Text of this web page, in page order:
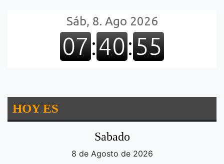
HOY ES
Sabado
8 de Agosto de 2026